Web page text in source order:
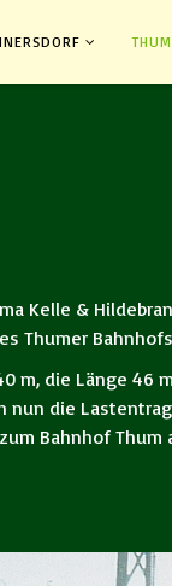
Kelle &
Thumer
m, die Länge 46
die
Bahnhof